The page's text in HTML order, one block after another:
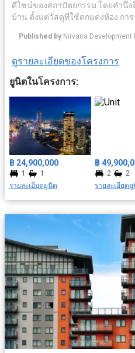
ดีไซน์ของสถาปัตยกรรม โดยคำนึ
บ้าน ตั้งแต่วัสดุที่ใช้ตกแต่งห้อง กา
เก่าอันเงียบสงบ ภายใต้แนวคิด
ค้า และธุรกิจสิ่งอำนวยความสะดว
ปลอดภัย มีคลับเฮ้าส์ ฟิตเนส สระว่
รถไฟฟ้า สถานนีสะพานตากสิน ส
มารีน่า, วัดทองนพคุณ, รพ.ตากสิน ฯ
Published by Nirvana Development
ดูรายละเอียดของโครงการ
ยูนิตในโครงการ:
฿ 24,900,000
1
1
รายละเอียดยูนิต
฿
2
2
รายละเอียด